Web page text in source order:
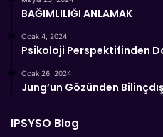
davranışlarını anlama ve
öneme sahiptir. Bu karşılıklı
geçen gün yenilerini
geliştirerek hızla devam
BAĞIMLILIĞI ANLAMAK
Ocak 4, 2024
Psikoloji Perspektifinden
Ocak 26, 2024
Jung’un Gözünden
IPSYSO Blog